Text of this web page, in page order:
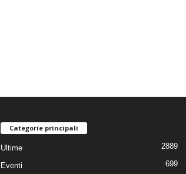
Categorie principali
Ultime 2889
Eventi 699